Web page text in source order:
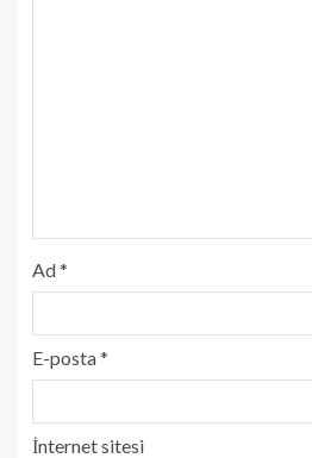
Ad*
E-posta*
İnternet sitesi